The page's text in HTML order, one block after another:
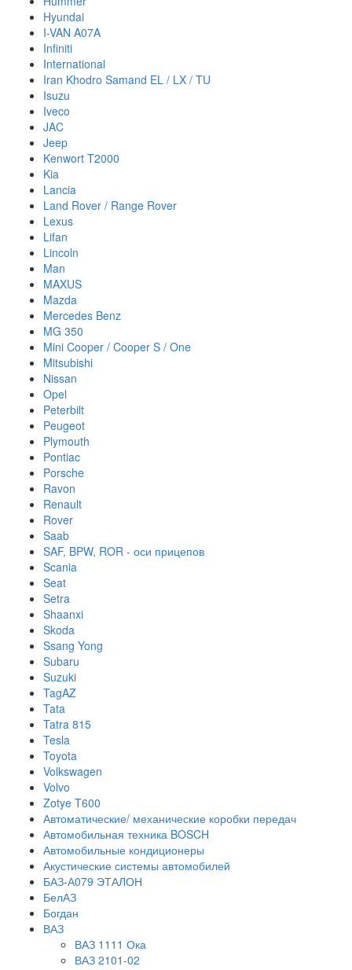
Hyundai
I-VAN A07A
Infiniti
International
Iran Khodro Samand EL / LX / TU
Isuzu
Iveco
JAC
Jeep
Kenwort T2000
Kia
Lancia
Land Rover / Range Rover
Lexus
Lifan
Lincoln
Man
MAXUS
Mazda
Mercedes Benz
MG 350
Mini Cooper / Cooper S / One
Mitsubishi
Nissan
Opel
Peterbilt
Peugeot
Plymouth
Pontiac
Porsche
Ravon
Renault
Rover
Saab
SAF, BPW, ROR - оси прицепов
Scania
Seat
Setra
Shaanxi
Skoda
Ssang Yong
Subaru
Suzuki
TagAZ
Tata
Tatra 815
Tesla
Toyota
Volkswagen
Volvo
Zotye T600
Автоматические/ механические коробки передач
Автомобильная техника BOSCH
Автомобильные кондиционеры
Акустические системы автомобилей
БАЗ-А079 ЭТАЛОН
БелАЗ
Богдан
ВАЗ
ВАЗ 1111 Ока
ВАЗ 2101-02